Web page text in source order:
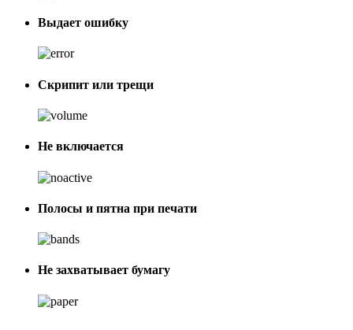
Выдает ошибку
Скрипит или трещи
Не включается
Полосы и пятна при печати
Не захватывает бумагу